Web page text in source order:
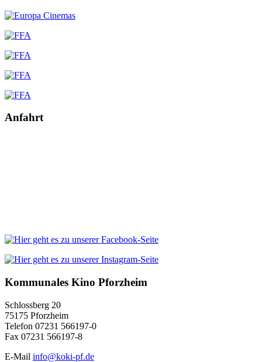
Anfahrt
Kommunales Kino Pforzheim
Schlossberg 20
75175 Pforzheim
Telefon 07231 566197-0
Fax 07231 566197-8
E-Mail info@koki-pf.de